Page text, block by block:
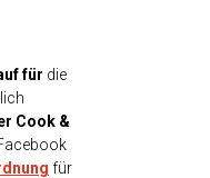
für die
Cook &
für